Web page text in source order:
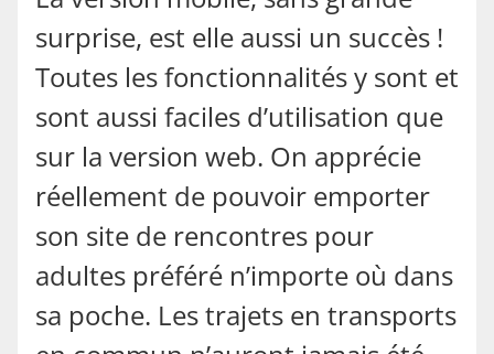
surprise, est elle aussi un succès !
Toutes les fonctionnalités y sont et
sont aussi faciles d’utilisation que
sur la version web. On apprécie
réellement de pouvoir emporter
son site de rencontres pour
adultes préféré n’importe où dans
sa poche. Les trajets en transports